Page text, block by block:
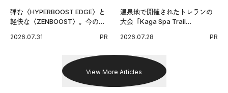
弾む〈HYPERBOOST EDGE〉と
軽快な〈ZENBOOST〉。今の時
出した新機軸。
2026.07.31 PR
温泉地で開催されたトレランの
大会「Kaga Spa Trail
戦を夢見るランナーたちの奮闘
2026.07.28 PR
View More Articles